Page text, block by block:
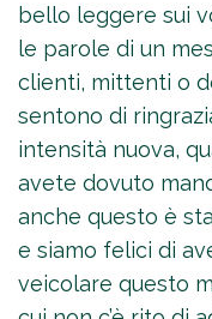
bello leggere sui
le parole di un
clienti, mittenti o
sentono di
intensità nuova,
avete dovuto
anche questo è
e siamo felici di
veicolare questo